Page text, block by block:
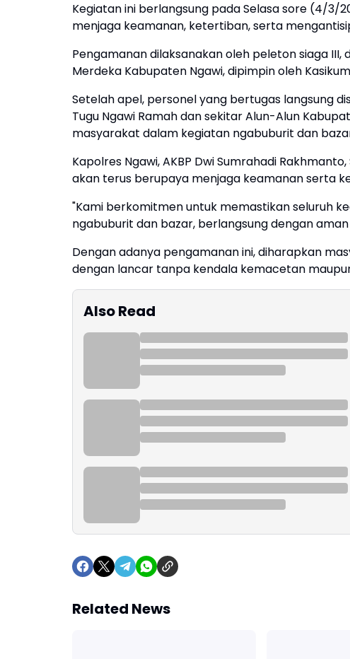
Kegiatan ini berlangsung pada Selasa sore (4/3/
menjaga keamanan, ketertiban, serta
Pengamanan dilaksanakan oleh peleton siaga
Merdeka Kabupaten Ngawi, dipimpin oleh
Setelah apel, personel yang bertugas langsung
Tugu Ngawi Ramah dan sekitar Alun-Alun
masyarakat dalam kegiatan ngabuburit dan
Kapolres Ngawi, AKBP Dwi Sumrahadi
akan terus berupaya menjaga keamanan serta
"Kami berkomitmen untuk memastikan seluruh
ngabuburit dan bazar, berlangsung dengan
Dengan adanya pengamanan ini, diharapkan
dengan lancar tanpa kendala kemacetan
Also Read
Related News